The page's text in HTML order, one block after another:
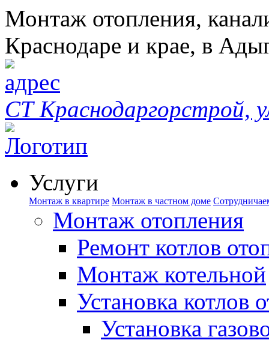
Монтаж отопления,
Краснодаре и крае, в
СТ Краснодаргорстрой,
Услуги
Монтаж в квартире Монтаж в частном доме
Монтаж отопления
Ремонт котлов
Монтаж котельной
Установка котлов
Установка